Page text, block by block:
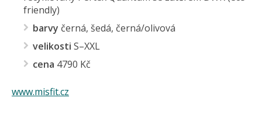
friendly)
barvy černá, šedá, černá/olivová
velikosti S–XXL
cena 4790 Kč
www.misfit.cz